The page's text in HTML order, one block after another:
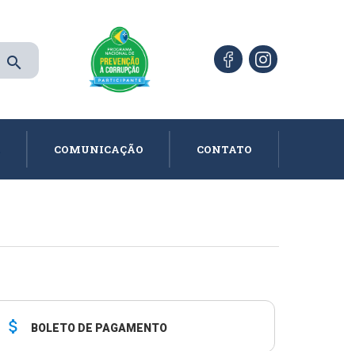
search
COMUNICAÇÃO CONTATO
attach_money BOLETO DE PAGAMENTO